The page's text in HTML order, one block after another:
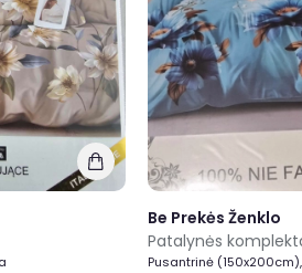
Be Prekės Ženklo
Patalynės
Pusantrinė